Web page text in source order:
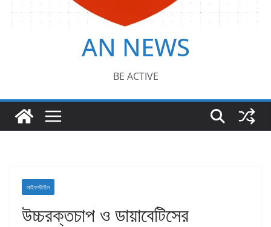
AN NEWS
BE ACTIVE
লাইফস্টাইল
উচ্চরক্তচাপ ও ডায়াবেটিসের